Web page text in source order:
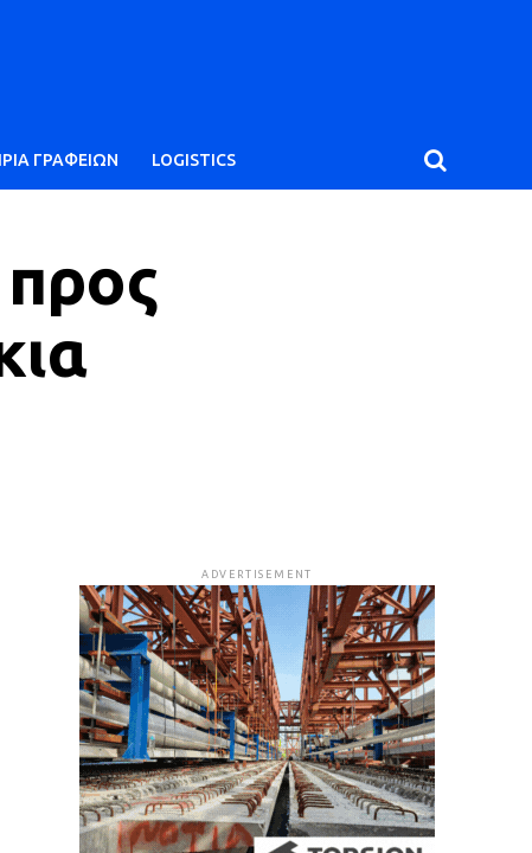
ΓΡΑΦΕΙΩΝ LOGISTICS
ADVERTISEMENT